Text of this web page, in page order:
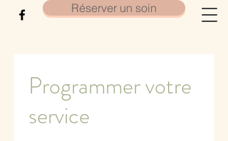
Réserver un soin
Programmer votre
service